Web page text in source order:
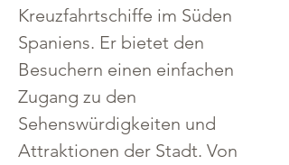
Kreuzfahrtschiffe im Süden
Spaniens. Er bietet den
Besuchern einen einfachen
Zugang zu den
Sehenswürdigkeiten und
Attraktionen der Stadt. Von